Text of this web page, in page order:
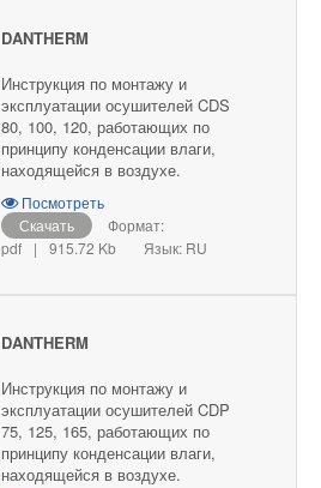
DANTHERM
Инструкция по монтажу и
эксплуатации осушителей CDS
80, 100, 120, работающих по
принципу конденсации влаги,
находящейся в воздухе.
Посмотреть
Скачать
Формат:
pdf
| 915.72 Kb Язык: RU
DANTHERM
Инструкция по монтажу и
эксплуатации осушителей CDP
75, 125, 165, работающих по
принципу конденсации влаги,
находящейся в воздухе.